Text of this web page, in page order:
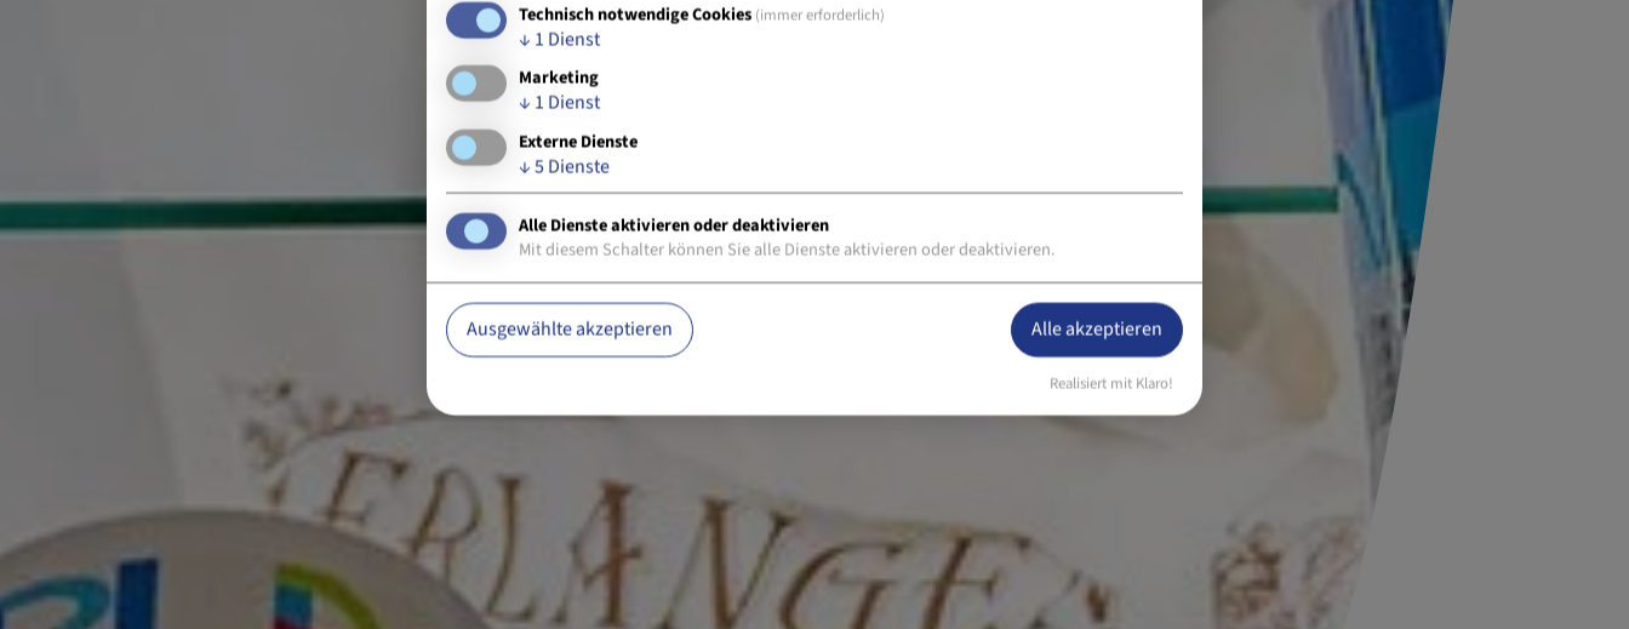
Technisch notwendige Cookies (immer erforderlich)
↓ 1 Dienst
Marketing
↓ 1 Dienst
Externe Dienste
↓5Dienste
Alle Dienste aktivieren oder deaktivieren
Mit diesem Schalter können Sie alle Dienste aktivieren oder deaktivieren.
Ausgewählte akzeptieren Alle akzeptieren
Realisiert mit Klaro!